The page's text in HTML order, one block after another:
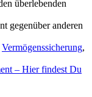
überlebenden
gegenüber anderen
Vermögenssicherung,